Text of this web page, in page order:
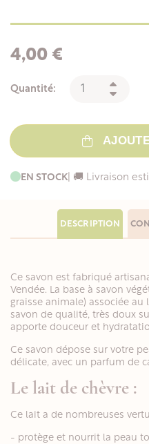
4,00 €
Quantité:
EN STOCK | 🚚 Livraison
DESCRIPTION
Ce savon est fabriqué
Vendée. La base à savon
graisse animale) associée
savon de qualité, très doux
apporte douceur et
Ce savon dépose sur votre
délicate, avec un parfum de
Le lait de chèvre :
Ce lait a de nombreuses
- protège et nourrit la peau